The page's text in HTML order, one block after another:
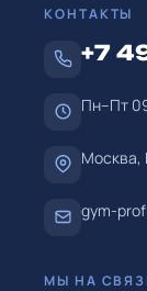
КОНТАКТЫ
+7
Пн–Пт
Москва,
gym-
МЫ НА